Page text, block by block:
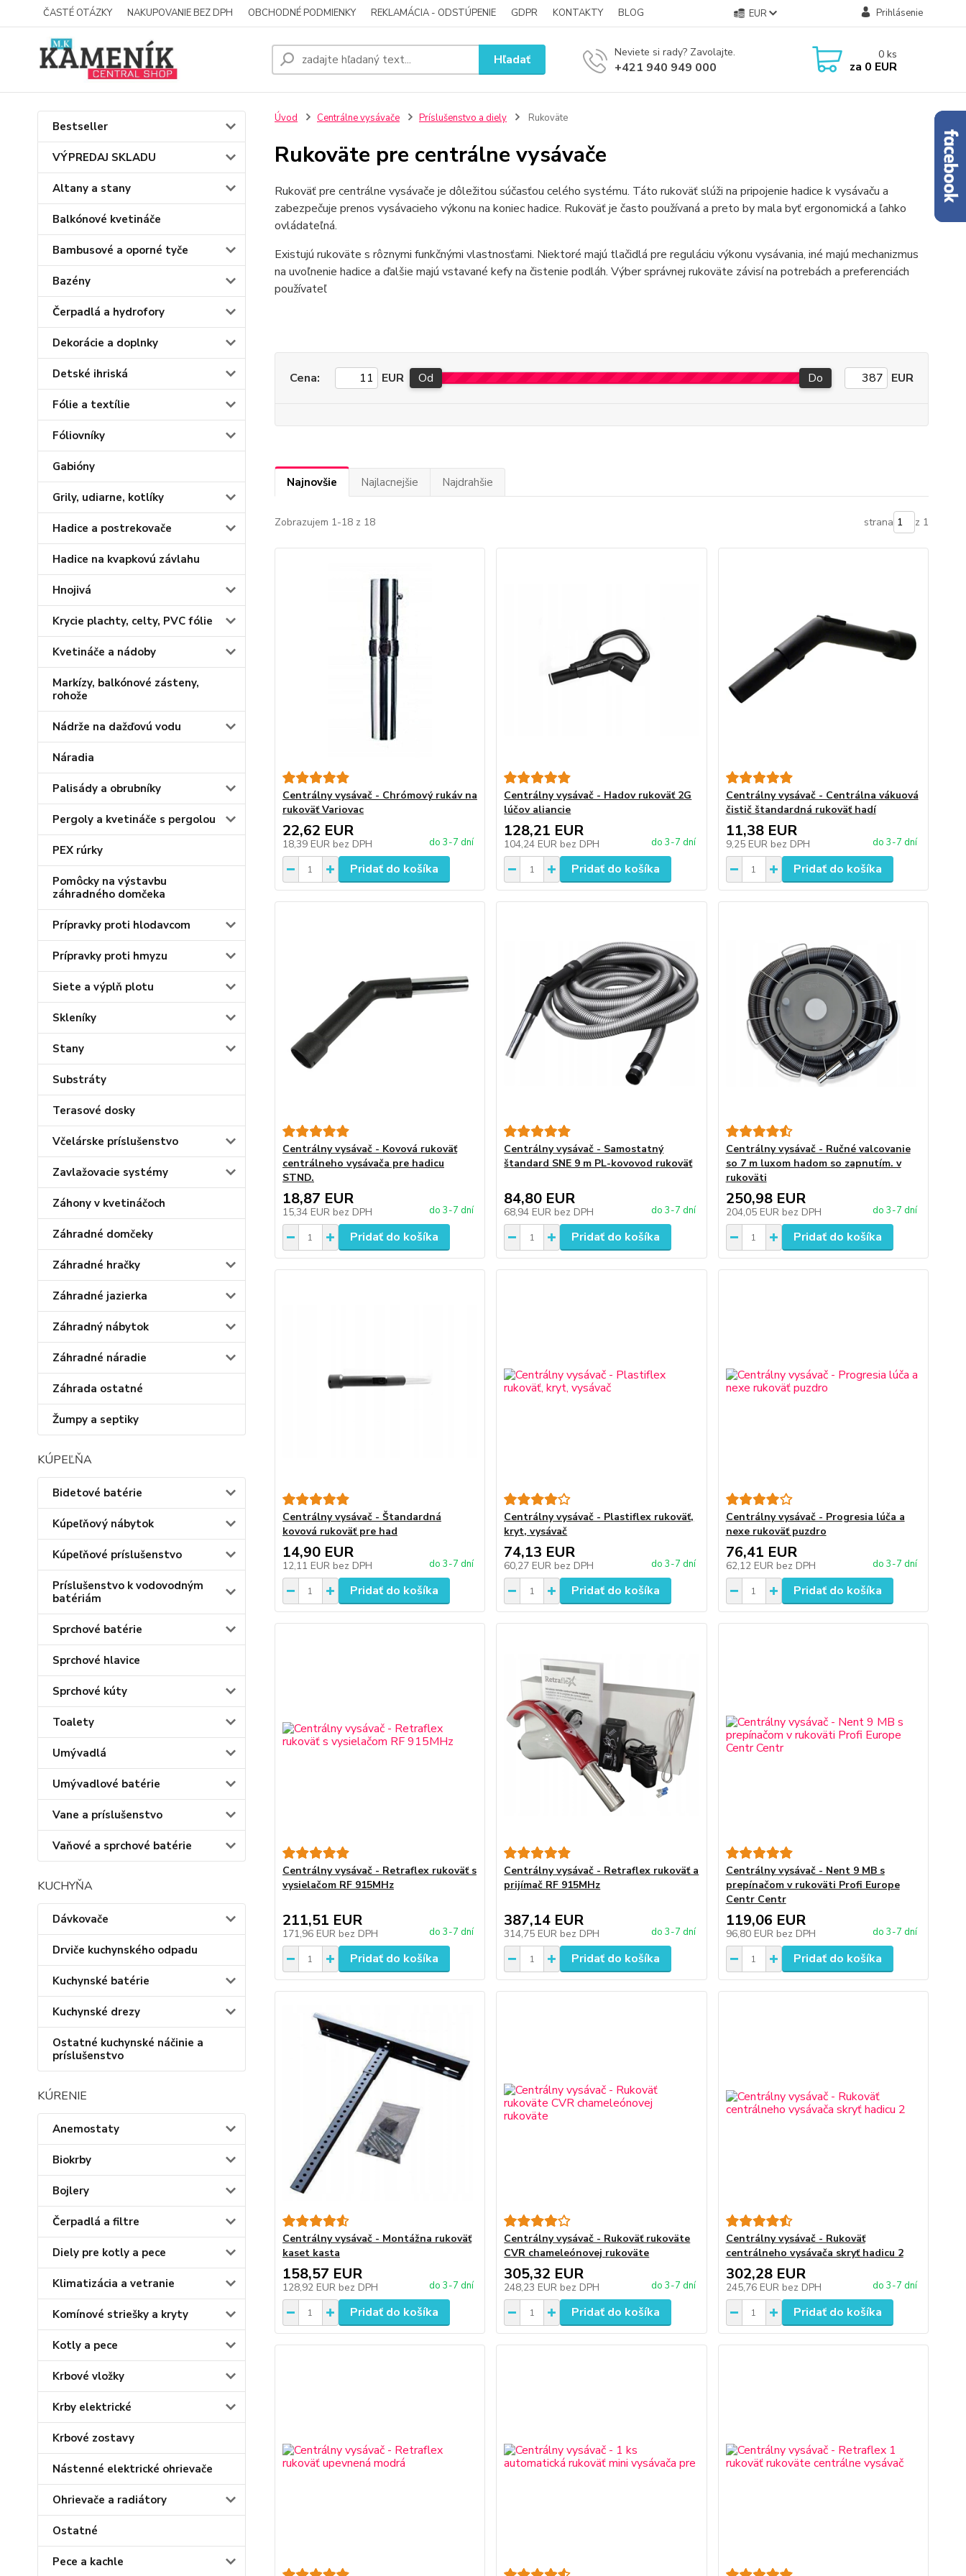
ČASTÉ OTÁZKY NAKUPOVANIE BEZ DPH OBCHODNÉ PODMIENKY REKLAMÁCIA - ODSTÚPENIE GDPR KONTAKTY BLOG EUR Prihlásenie
Hľadať Neviete si rady? Zavolajte.
+421 940 949 000
0 ks
za 0 EUR
Bestseller
VÝPREDAJ SKLADU
Altany a stany
Balkónové kvetináče
Bambusové a oporné tyče
Bazény
Čerpadlá a hydrofory
Dekorácie a doplnky
Detské ihriská
Fólie a textílie
Fóliovníky
Gabióny
Grily, udiarne, kotlíky
Hadice a postrekovače
Hadice na kvapkovú závlahu
Hnojivá
Krycie plachty, celty, PVC fólie
Kvetináče a nádoby
Markízy, balkónové zásteny,
rohože
Nádrže na dažďovú vodu
Náradia
Palisády a obrubníky
Pergoly a kvetináče s pergolou
PEX rúrky
Pomôcky na výstavbu
záhradného domčeka
Prípravky proti hlodavcom
Prípravky proti hmyzu
Siete a výplň plotu
Skleníky
Stany
Substráty
Terasové dosky
Včelárske príslušenstvo
Zavlažovacie systémy
Záhony v kvetináčoch
Záhradné domčeky
Záhradné hračky
Záhradné jazierka
Záhradný nábytok
Záhradné náradie
Záhrada ostatné
Žumpy a septiky
KÚPEĽŇA
Bidetové batérie
Kúpeľňový nábytok
Kúpeľňové príslušenstvo
Príslušenstvo k vodovodným
batériám
Sprchové batérie
Sprchové hlavice
Sprchové kúty
Toalety
Umývadlá
Umývadlové batérie
Vane a príslušenstvo
Vaňové a sprchové batérie
KUCHYŇA
Dávkovače
Drviče kuchynského odpadu
Kuchynské batérie
Kuchynské drezy
Ostatné kuchynské náčinie a
príslušenstvo
KÚRENIE
Anemostaty
Biokrby
Bojlery
Čerpadlá a filtre
Diely pre kotly a pece
Klimatizácia a vetranie
Komínové striešky a kryty
Kotly a pece
Krbové vložky
Krby elektrické
Krbové zostavy
Nástenné elektrické ohrievače
Ohrievače a radiátory
Ostatné
Pece a kachle
Úvod Centrálne vysávače Príslušenstvo a diely Rukoväte
Rukoväte pre centrálne vysávače
Rukoväť pre centrálne vysávače je dôležitou súčasťou celého systému. Táto rukoväť slúži na pripojenie hadice k vysávaču a
zabezpečuje prenos vysávacieho výkonu na koniec hadice. Rukoväť je často používaná a preto by mala byť ergonomická a ľahko
ovládateľná.
Existujú rukoväte s rôznymi funkčnými vlastnosťami. Niektoré majú tlačidlá pre reguláciu výkonu vysávania, iné majú mechanizmus
na uvoľnenie hadice a ďalšie majú vstavané kefy na čistenie podláh. Výber správnej rukoväte závisí na potrebách a preferenciách
používateľ
Cena: EUR Od Do EUR
Najnovšie Najlacnejšie Najdrahšie
Zobrazujem 1-18 z 18 strana z 1
Centrálny vysávač - Chrómový rukáv na
rukoväť Variovac
22,62 EUR
18,39 EUR bez DPH do 3-7 dní
Pridať do košíka
Centrálny vysávač - Hadov rukoväť 2G
lúčov aliancie
128,21 EUR
104,24 EUR bez DPH do 3-7 dní
Pridať do košíka
Centrálny vysávač - Centrálna vákuová
čistič štandardná rukoväť hadí
11,38 EUR
9,25 EUR bez DPH do 3-7 dní
Pridať do košíka
Centrálny vysávač - Kovová rukoväť
centrálneho vysávača pre hadicu
STND.
18,87 EUR
15,34 EUR bez DPH do 3-7 dní
Pridať do košíka
Centrálny vysávač - Samostatný
štandard SNE 9 m PL-kovovod rukoväť
84,80 EUR
68,94 EUR bez DPH do 3-7 dní
Pridať do košíka
Centrálny vysávač - Ručné valcovanie
so 7 m luxom hadom so zapnutím. v
rukoväti
250,98 EUR
204,05 EUR bez DPH do 3-7 dní
Pridať do košíka
Centrálny vysávač - Štandardná
kovová rukoväť pre had
14,90 EUR
12,11 EUR bez DPH do 3-7 dní
Pridať do košíka
Centrálny vysávač - Plastiflex rukoväť,
kryt, vysávač
74,13 EUR
60,27 EUR bez DPH do 3-7 dní
Pridať do košíka
Centrálny vysávač - Progresia lúča a
nexe rukoväť puzdro
76,41 EUR
62,12 EUR bez DPH do 3-7 dní
Pridať do košíka
Centrálny vysávač - Retraflex rukoväť s
vysielačom RF 915MHz
211,51 EUR
171,96 EUR bez DPH do 3-7 dní
Pridať do košíka
Centrálny vysávač - Retraflex rukoväť a
prijímač RF 915MHz
387,14 EUR
314,75 EUR bez DPH do 3-7 dní
Pridať do košíka
Centrálny vysávač - Nent 9 MB s
prepínačom v rukoväti Profi Europe
Centr Centr
119,06 EUR
96,80 EUR bez DPH do 3-7 dní
Pridať do košíka
Centrálny vysávač - Montážna rukoväť
kaset kasta
158,57 EUR
128,92 EUR bez DPH do 3-7 dní
Pridať do košíka
Centrálny vysávač - Rukoväť rukoväte
CVR chameleónovej rukoväte
305,32 EUR
248,23 EUR bez DPH do 3-7 dní
Pridať do košíka
Centrálny vysávač - Rukoväť
centrálneho vysávača skryť hadicu 2
302,28 EUR
245,76 EUR bez DPH do 3-7 dní
Pridať do košíka